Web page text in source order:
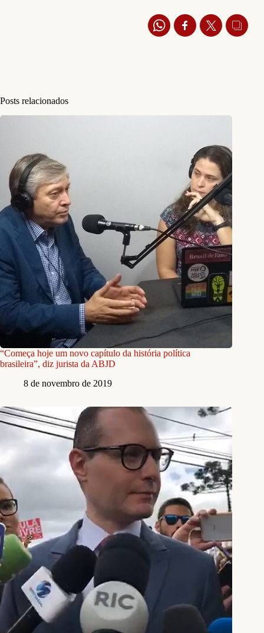
Posts relacionados
“Começa hoje um novo capítulo da história política
brasileira”, diz jurista da ABJD
8 de novembro de 2019